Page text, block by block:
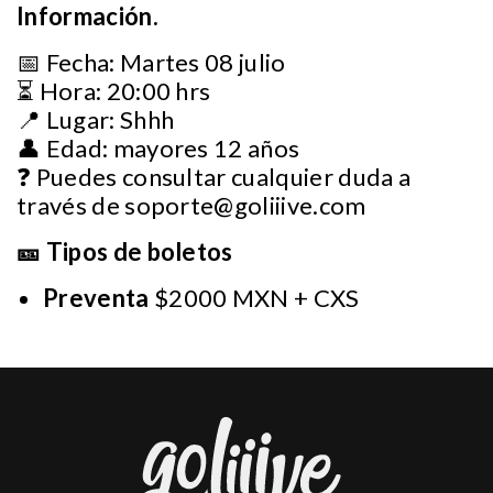
Información.
📅 Fecha: Martes 08 julio
⏳ Hora: 20:00 hrs
📍 Lugar: Shhh
👤 Edad: mayores 12 años
❓ Puedes consultar cualquier duda a
través desoporte@goliiive.com
🎫 Tipos de boletos
Preventa $2000 MXN + CXS